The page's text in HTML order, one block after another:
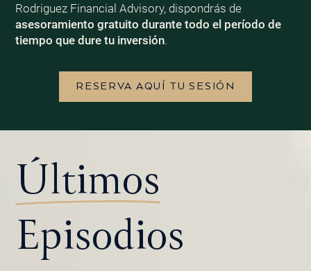
Rodriguez Financial Advisory, dispondrás de
asesoramiento gratuito durante todo el período de
tiempo que dure tu inversión.
RESERVA AQUÍ TU SESIÓN
Últimos
Episodios